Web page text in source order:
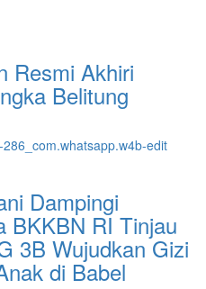
Resmi Akhiri
Belitung
Dampingi
BKKBN RI Tinjau
3B Wujudkan Gizi
di Babel